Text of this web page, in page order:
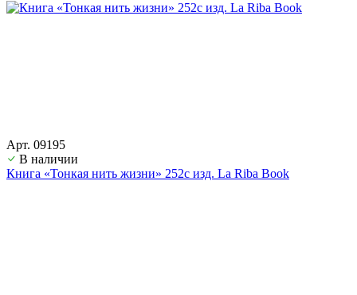
Арт. 09195
В наличии
Книга «Тонкая нить жизни» 252с изд. La Riba Book